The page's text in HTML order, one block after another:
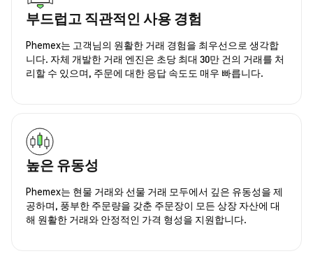
부드럽고 직관적인 사용 경험
Phemex는 고객님의 원활한 거래 경험을 최우선으로 생각합
니다. 자체 개발한 거래 엔진은 초당 최대 30만 건의 거래를 처
리할 수 있으며, 주문에 대한 응답 속도도 매우 빠릅니다.
높은 유동성
Phemex는 현물 거래와 선물 거래 모두에서 깊은 유동성을 제
공하며, 풍부한 주문량을 갖춘 주문장이 모든 상장 자산에 대
해 원활한 거래와 안정적인 가격 형성을 지원합니다.